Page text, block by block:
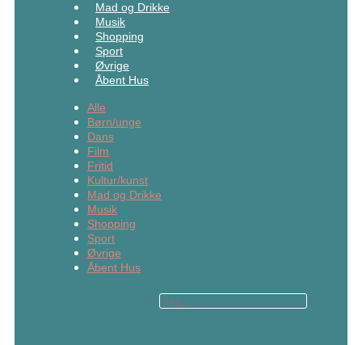
Mad og Drikke
Musik
Shopping
Sport
Øvrige
Åbent Hus
Alle
Børn/unge
Dans
Film
Fritid
Kultur/kunst
Mad og Drikke
Musik
Shopping
Sport
Øvrige
Åbent Hus